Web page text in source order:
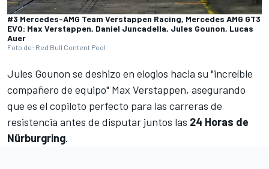
#3 Mercedes-AMG Team Verstappen Racing, Mercedes AMG GT3
EVO: Max Verstappen, Daniel Juncadella, Jules Gounon, Lucas
Auer
Foto de: Red Bull Content Pool
Jules Gounon se deshizo en elogios hacia su "increíble
compañero de equipo" Max Verstappen, asegurando
que es el copiloto perfecto para las carreras de
resistencia antes de disputar juntos las 24 Horas de
Nürburgring.